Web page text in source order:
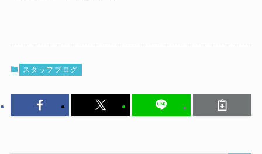
スタッフブログ